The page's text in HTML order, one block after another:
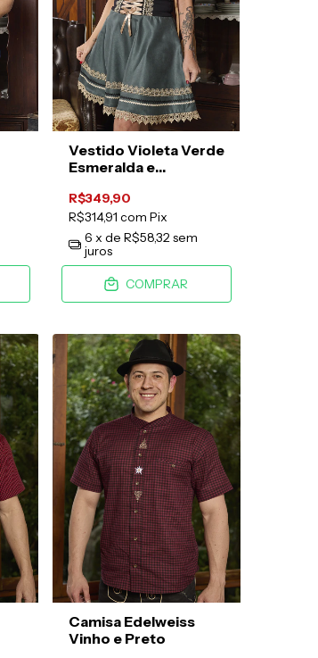
Vestido Violeta Verde
Esmeralda e
R$349,90
R$314,91 com Pix
6 x de R$58,32sem
juros
COMPRAR
Camisa Edelweiss
Vinho e Preto